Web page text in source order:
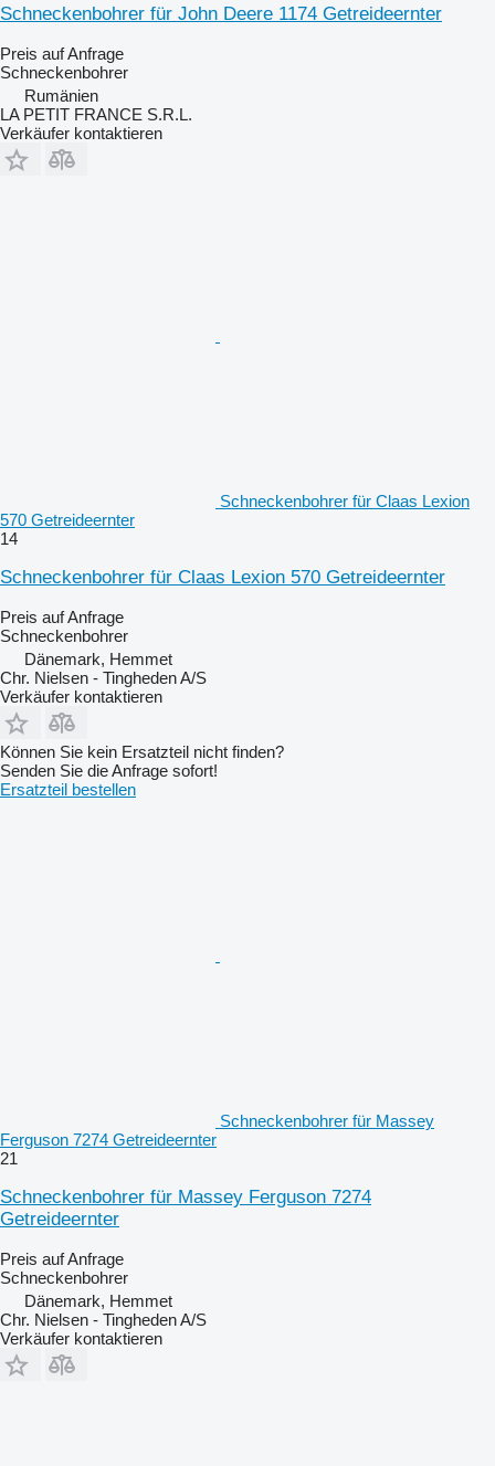
Schneckenbohrer für John Deere 1174 Getreideernter
Preis auf Anfrage
Schneckenbohrer
Rumänien
LA PETIT FRANCE S.R.L.
Verkäufer kontaktieren
Schneckenbohrer für Claas Lexion
570 Getreideernter
14
Schneckenbohrer für Claas Lexion 570 Getreideernter
Preis auf Anfrage
Schneckenbohrer
Dänemark, Hemmet
Chr. Nielsen - Tingheden A/S
Verkäufer kontaktieren
Können Sie kein Ersatzteil nicht finden?
Senden Sie die Anfrage sofort!
Ersatzteil bestellen
Schneckenbohrer für Massey
Ferguson 7274 Getreideernter
21
Schneckenbohrer für Massey Ferguson 7274
Getreideernter
Preis auf Anfrage
Schneckenbohrer
Dänemark, Hemmet
Chr. Nielsen - Tingheden A/S
Verkäufer kontaktieren